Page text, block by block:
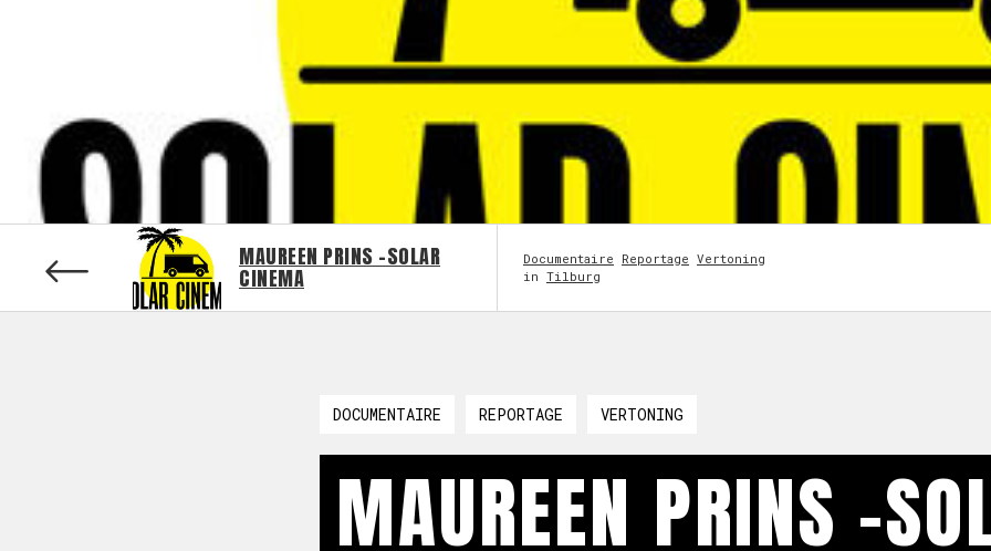
MAUREEN PRINS -SOLAR
CINEMA
Documentaire Reportage Vertoning
in Tilburg
DOCUMENTAIRE REPORTAGE VERTONING
MAUREEN PRINS -